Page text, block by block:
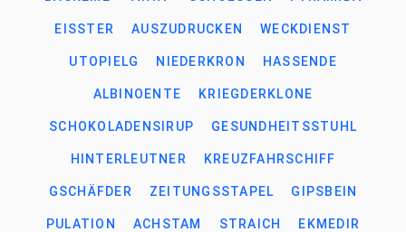
EISSTER AUSZUDRUCKEN WECKDIENST
UTOPIELG NIEDERKRON HASSENDE
ALBINOENTE KRIEGDERKLONE
SCHOKOLADENSIRUP GESUNDHEITSSTUHL
HINTERLEUTNER KREUZFAHRSCHIFF
GSCHÄFDER ZEITUNGSSTAPEL GIPSBEIN
PULATION ACHSTAM STRAICH EKMEDIR